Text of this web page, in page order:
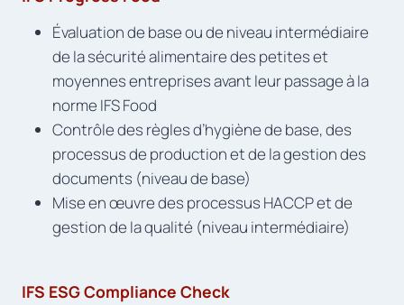
Évaluation de base ou de niveau intermédiaire
de la sécurité alimentaire des petites et
moyennes entreprises avant leur passage à la
norme IFS Food
Contrôle des règles d’hygiène de base, des
processus de production et de la gestion des
documents (niveau de base)
Mise en œuvre des processus HACCP et de
gestion de la qualité (niveau intermédiaire)
IFS ESG Compliance Check